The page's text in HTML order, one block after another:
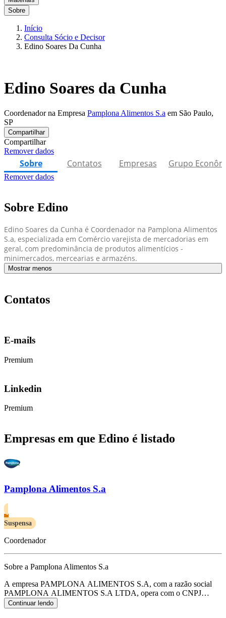
Sobre
Início
Consulta Sócio e Decisor
Edino Soares Da Cunha
Edino Soares da Cunha
Coordenador na Empresa Pamplona Alimentos S.a em São Paulo,
SP
Compartilhar
Compartilhar
Remover dados
Sobre Contatos Empresas Grupo
Remover dados
Sobre Edino
Edino Soares da Cunha é Coordenador na Pamplona Alimentos
S.a, especializada em Comércio varejista de mercadorias em
geral, com predominância de produtos alimentícios -
minimercados, mercearias e armazéns.
Mostrar menos
Contatos
E-mails
Premium
Linkedin
Premium
Empresas em que Edino é listado
Pamplona Alimentos S.a
Suspensa
Coordenador
Sobre a Pamplona Alimentos S.a
A empresa PAMPLONA ALIMENTOS S.A, com a razão social
PAMPLONA ALIMENTOS S.A LTDA, opera com o CNPJ
58.441.465/0001-68 e tem sua sede localizada em Sao Paulo/SP.
Seu foco principal de atuação é de comércio varejista de
Continuar lendo